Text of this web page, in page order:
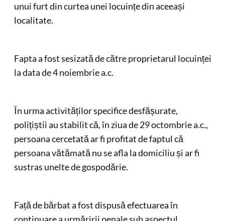
unui furt din curtea unei locuințe din aceeași
localitate.
Fapta a fost sesizată de către proprietarul locuinței
la data de 4 noiembrie a.c.
În urma activităților specifice desfășurate,
polițiștii au stabilit că, în ziua de 29 octombrie a.c.,
persoana cercetată ar fi profitat de faptul că
persoana vătămată nu se afla la domiciliu și ar fi
sustras unelte de gospodărie.
Față de bărbat a fost dispusă efectuarea în